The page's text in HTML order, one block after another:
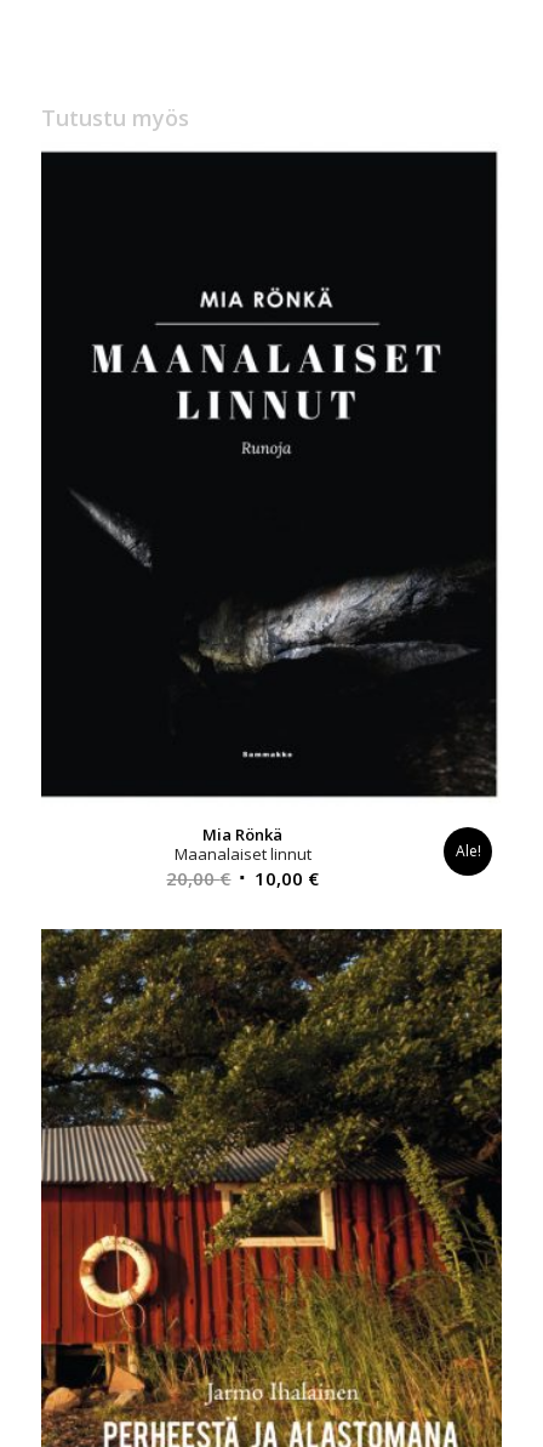
Tutustu myös
Mia Rönkä
Maanalaiset linnut
20,00€ Alkuperäinen
oli:
20,00 €.
10,00 €Nykyinen
on:
10,00 €.
Ale!